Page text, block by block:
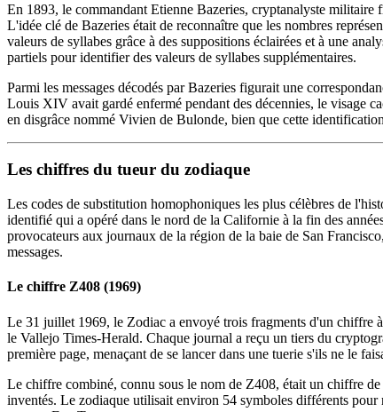
En 1893, le commandant Etienne Bazeries, cryptanalyste
L'idée clé de Bazeries était de reconnaître que les nombres
valeurs de syllabes grâce à des suppositions éclairées et à une
partiels pour identifier des valeurs de syllabes supplémentaires.
Parmi les messages décodés par Bazeries figurait une
Louis XIV avait gardé enfermé pendant des décennies, le visage
en disgrâce nommé Vivien de Bulonde, bien que cette
Les chiffres du tueur du zodiaque
Les codes de substitution homophoniques les plus célèbres de
identifié qui a opéré dans le nord de la Californie à la fin des
provocateurs aux journaux de la région de la baie de San
messages.
Le chiffre Z408 (1969)
Le 31 juillet 1969, le Zodiac a envoyé trois fragments d'un chiffre
le Vallejo Times-Herald. Chaque journal a reçu un tiers du
première page, menaçant de se lancer dans une tuerie s'ils ne le
Le chiffre combiné, connu sous le nom de Z408, était un chiffre
inventés. Le zodiaque utilisait environ 54 symboles différents pour